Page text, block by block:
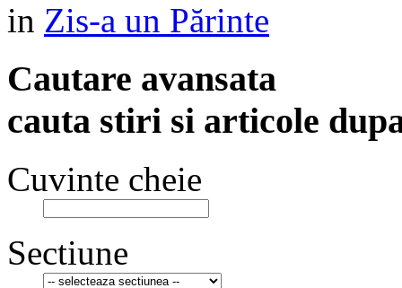
in Zis-a un Părinte
Cautare avansata
cauta stiri si articole
Cuvinte cheie
Sectiune